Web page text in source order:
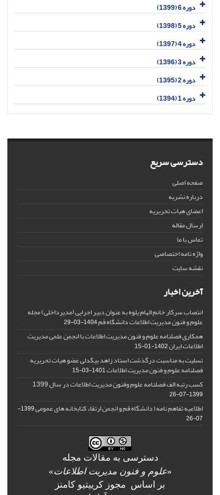
دوره 6 (1399)
دوره 5 (1398)
دوره 4 (1397)
دوره 3 (1396)
دوره 2 (1395)
دوره 1 (1394)
دسترسی سریع
صفحه اصلی
درباره نشریه
اعضای هیات تحریریه
ارسال مقاله
تماس با ما
واژه نامه اختصاصی
نقشه سایت
آخرین اخبار
انتصاب سرکار خانم الهام یلوه به عنوان دبیر اجرایی (مدیرداخلی) مجله
علوم و فنون مدیریت اطلاعات دانشگاه قم1404-03-29
همکاری فصلنامه علوم و فنون مدیریت اطلاعات با انجمن علمی مدیریت
اطلاعات ایران1402-01-15
تسلیت به مناسبت درگذشت استاد زاهد بیگدلی عضو هیات تحریریه
فصلنامه علوم و فنون مدیریت اطلاعات1401-03-15
کسب رتبه الف فصلنامه علوم وفنون مدیریت اطلاعات در سال 1399
1399-07-26
اطلاعیه تفاهم نامه ا دانشگاه قم و انجمن ارتقاء کتابخانه های عمومی
1399-
07-26
دسترسی به مقالات مجله
«علوم و فنون مدیریت اطلاعات»
بر اساس مجوز کرییتیو کامنز